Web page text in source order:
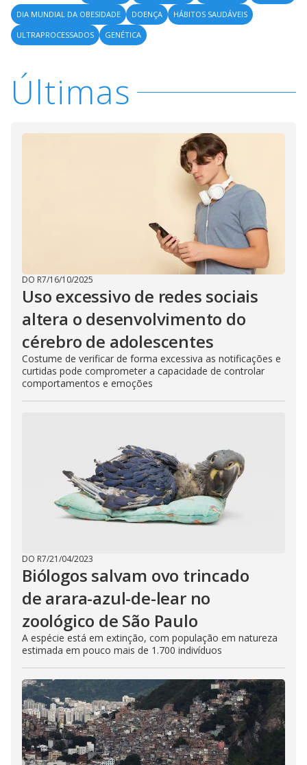
DIA MUNDIAL DA OBESIDADE DOENÇA
HÁBITOS SAUDÁVEIS
ULTRAPROCESSADOS
GENÉTICA
Últimas
DO R7/16/10/2025
Uso excessivo de redes sociais
altera o desenvolvimento do
cérebro de adolescentes
Costume de verificar de forma excessiva as notificações e
curtidas pode comprometer a capacidade de controlar
comportamentos e emoções
DO R7/21/04/2023
Biólogos salvam ovo trincado
de arara-azul-de-lear no
zoológico de São Paulo
A espécie está em extinção, com população em natureza
estimada em pouco mais de 1.700 indivíduos